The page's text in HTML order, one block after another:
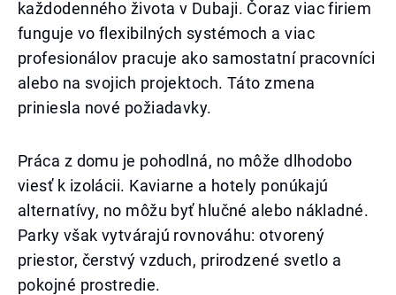
každodenného života v Dubaji. Čoraz viac firiem
funguje vo flexibilných systémoch a viac
profesionálov pracuje ako samostatní pracovníci
alebo na svojich projektoch. Táto zmena
priniesla nové požiadavky.
Práca z domu je pohodlná, no môže dlhodobo
viesť k izolácii. Kaviarne a hotely ponúkajú
alternatívy, no môžu byť hlučné alebo nákladné.
Parky však vytvárajú rovnováhu: otvorený
priestor, čerstvý vzduch, prirodzené svetlo a
pokojné prostredie.